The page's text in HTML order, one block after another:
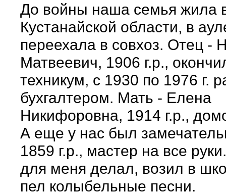
До войны наша семья жила
Кустанайской области, в
переехала в совхоз. Отец -
Матвеевич, 1906 г.р.,
техникум, с 1930 по 1976 г.
бухгалтером. Мать - Елена
Никифоровна, 1914 г.р.,
А еще у нас был
1859 г.р., мастер на все
для меня делал, возил в
пел колыбельные песни.